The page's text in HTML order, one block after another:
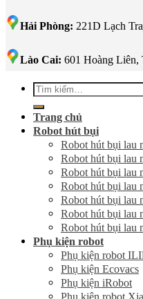
Hải Phòng: 221D Lạch
Lào Cai: 601 Hoàng Liên,
Tìm
kiếm:
Trang chủ
Robot hút bụi
Robot hút bụi lau
Robot hút bụi lau
Robot hút bụi lau
Robot hút bụi lau
Robot hút bụi lau
Robot hút bụi lau
Robot hút bụi lau
Phụ kiện robot
Phụ kiện robot
Phụ kiện Ecovacs
Phụ kiện iRobot